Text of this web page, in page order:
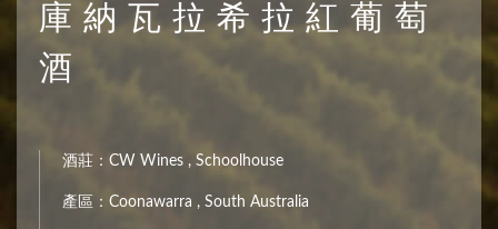
庫納瓦拉希拉紅葡萄
酒
酒莊：CW Wines , Schoolhouse
產區：Coonawarra , South Australia